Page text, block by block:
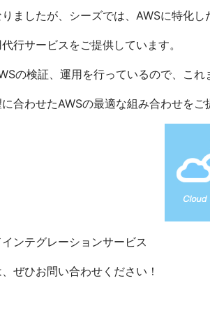
ましたが、シーズでは、AWSに特化し
行サービスをご提供しています。
の検証、運用を行っているので、これ
合わせたAWSの最適な組み合わせをご
ンテグレーションサービス
ぜひお問い合わせください！